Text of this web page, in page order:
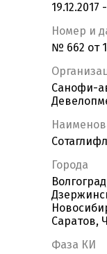
19.12.2017
Номер и
№ 662 от
Санофи-
Города
Саратов,
Фаза КИ